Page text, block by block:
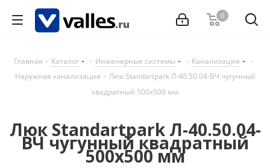
0
Главная - Каталог - Инженерные системы - Канализация
-
Наружная канализация - Люк Standartpark Л-40.50.04-ВЧ чугунный
квадратный 500х500 мм
Люк Standartpark Л-40.50.04-
ВЧ чугунный квадратный
500х500 мм